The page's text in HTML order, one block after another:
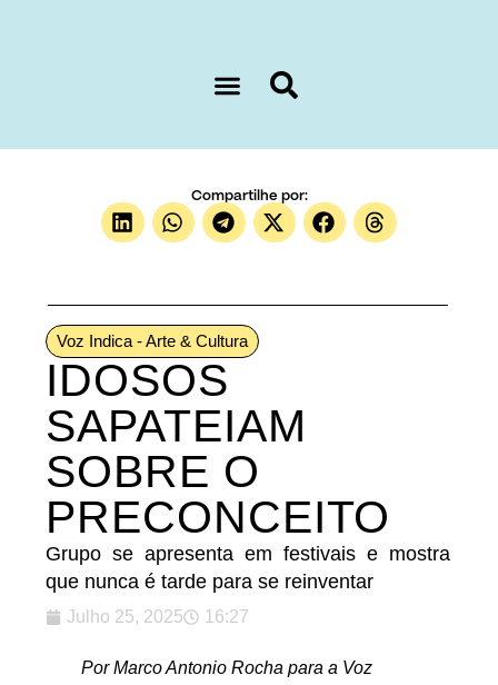
Compartilhe por:
Voz Indica - Arte & Cultura
IDOSOS
SAPATEIAM
SOBRE O
PRECONCEITO
Grupo se apresenta em festivais e mostra
que nunca é tarde para se reinventar
Julho 25, 2025 16:27
Por Marco Antonio Rocha para a Voz